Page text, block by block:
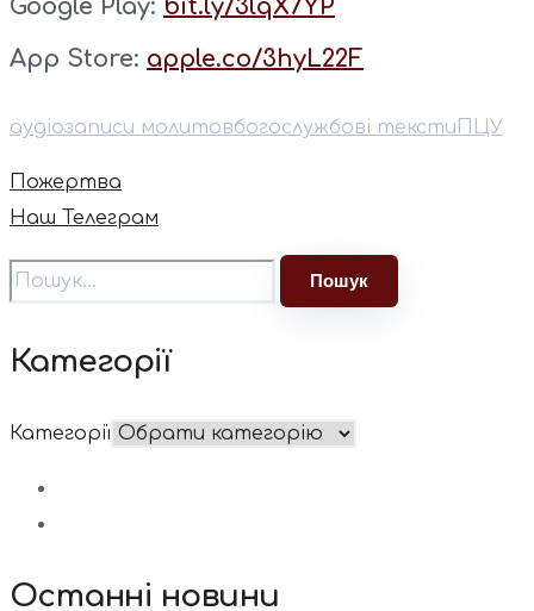
Google Play: bit.ly/3lqX7YP
App Store: apple.co/3hyL22F
аудіозаписи молитовбогослужбові тексти ПЦУ
Пожертва
Наш Телеграм
Категорії
Категорії
Останні новини